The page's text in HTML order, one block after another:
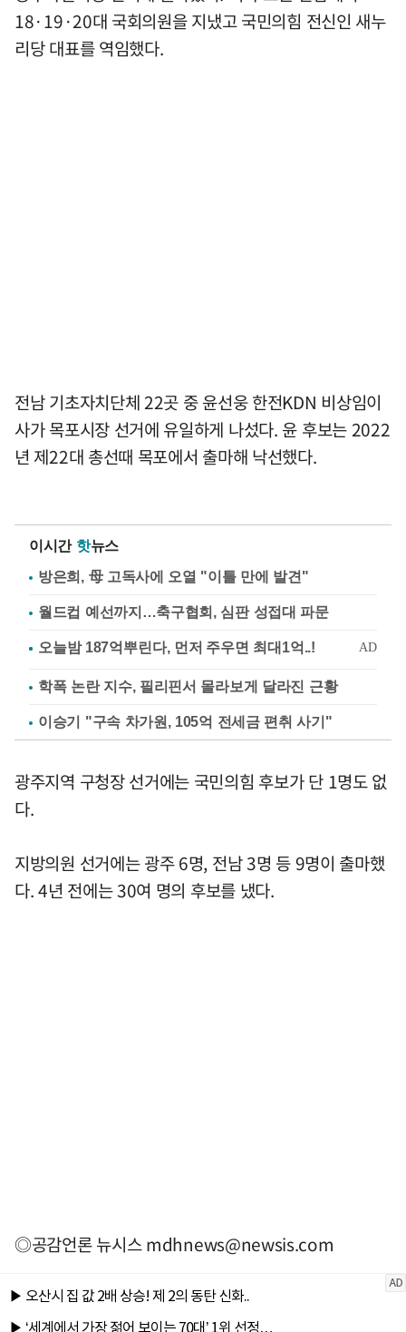
18·19·20대 국회의원을 지냈고 국민의힘 전신인 새누
리당 대표를 역임했다.
전남 기초자치단체 22곳 중 윤선웅 한전KDN 비상임이
사가 목포시장 선거에 유일하게 나섰다. 윤 후보는 2022
년 제22대 총선때 목포에서 출마해 낙선했다.
이시간 핫뉴스
방은희, 母 고독사에 오열 "이틀 만에 발견"
월드컵 예선까지…축구협회, 심판 성접대 파문
학폭 논란 지수, 필리핀서 몰라보게 달라진 근황
이승기 "구속 차가원, 105억 전세금 편취 사기"
광주지역 구청장 선거에는 국민의힘 후보가 단 1명도 없
다.
지방의원 선거에는 광주 6명, 전남 3명 등 9명이 출마했
다. 4년 전에는 30여 명의 후보를 냈다.
◎공감언론 뉴시스mdhnews@newsis.com